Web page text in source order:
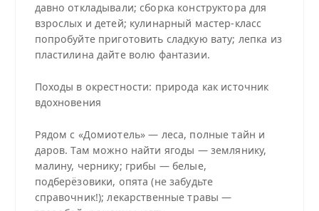
давно откладывали; сборка конструктора для
взрослых и детей; кулинарный мастер‑класс
попробуйте приготовить сладкую вату; лепка из
пластилина дайте волю фантазии.
Походы в окрестности: природа как источник
вдохновения
Рядом с «Домиотель» — леса, полные тайн и
даров. Там можно найти ягоды — землянику,
малину, чернику; грибы — белые,
подберёзовики, опята (не забудьте
справочник!); лекарственные травы —